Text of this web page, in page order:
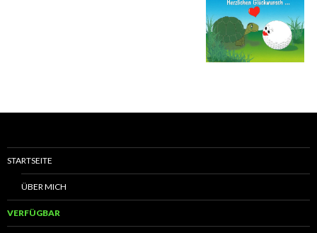
STARTSEITE
ÜBER MICH
VERFÜGBAR